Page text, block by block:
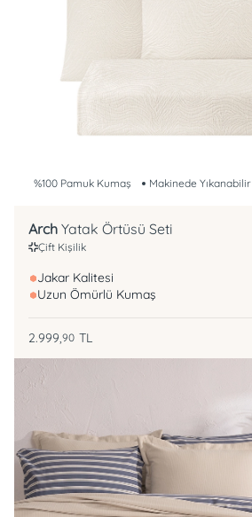
%100 Pamuk Kumaş Makinede Yıkanabilir
Arch Yatak Örtüsü Seti
Çift Kişilik
Jakar Kalitesi
Uzun Ömürlü Kumaş
2.999,90 TL